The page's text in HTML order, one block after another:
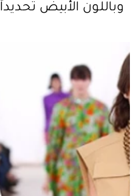
وباللون الأبيض تحديداً